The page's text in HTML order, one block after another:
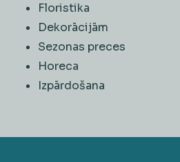
Floristika
Dekorācijām
Sezonas preces
Horeca
​Izpārdošana